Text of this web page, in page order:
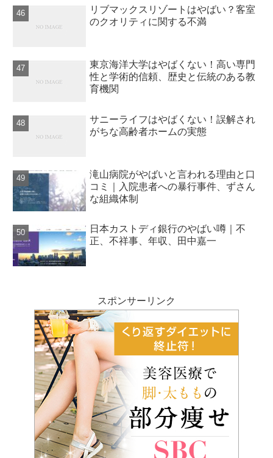
リブマックスリゾートはやばい？客室
のクオリティに関する不満
東京海洋大学はやばくない！高い専門
性と学術的信頼、歴史と伝統のある教
育機関
サニーライフはやばくない！誤解され
がちな高齢者ホームの実態
滝山病院がやばいと言われる理由と口
コミ｜入院患者への暴行事件、ずさん
な組織体制
日本カストディ銀行のやばい噂｜不
正、不祥事、年収、田中嘉一
スポンサーリンク